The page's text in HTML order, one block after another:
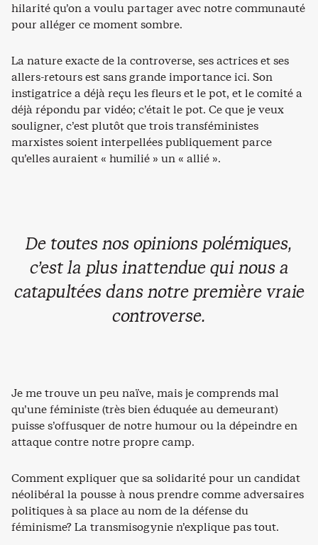
hilarité qu’on a voulu partager avec notre communauté
pour alléger ce moment sombre.
La nature exacte de la controverse, ses actrices et ses
allers-retours est sans grande importance ici. Son
instigatrice a déjà reçu les fleurs et le pot, et le comité a
déjà répondu par vidéo; c’était le pot. Ce que je veux
souligner, c’est plutôt que trois transféministes
marxistes soient interpellées publiquement parce
qu’elles auraient « humilié » un « allié ».
De toutes nos opinions polémiques,
c’est la plus inattendue qui nous a
catapultées dans notre première vraie
controverse.
Je me trouve un peu naïve, mais je comprends mal
qu’une féministe (très bien éduquée au demeurant)
puisse s’offusquer de notre humour ou la dépeindre en
attaque contre notre propre camp.
Comment expliquer que sa solidarité pour un candidat
néolibéral la pousse à nous prendre comme adversaires
politiques à sa place au nom de la défense du
féminisme? La transmisogynie n’explique pas tout.